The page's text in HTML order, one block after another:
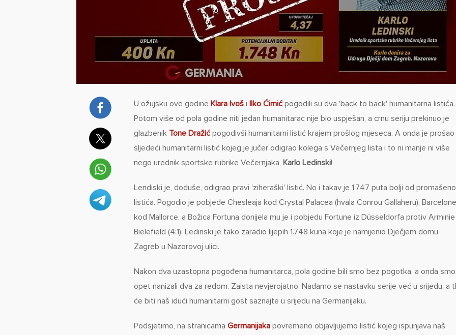
U ožujsku ove godineKlara Ivoš iIlko Ćimić pogodili su dva 'back to back' humanitarna listića.
Potom više od pola godine niti jedan humanitarac nije bio uspješan, a crnu seriju prekinuo je
glazbenik Tone Dražić pogodivši humanitarni listić krajem prošlog mjeseca. A onda je prošao
sljedeći humanitarni listić kojeg je jučer odigrao kolega s Večernjeg lista i to ni manje ni više
nego urednik sportske rubrike Večernjaka,Karlo Ledinski!
Lendiski je, doduše, odigrao pravi 'ziheraški' listić. No i takav je 1.747 puta bolji od
listića. Pogodio je pobjede Chesleaja kod Crystal Palacea (hvala Conrou Gallaheru), Barcelone
kod Mallorce, a Božica Fortuna donijela mu je i pobjedu Fortune iz Düsseldorfa protiv Arminie
Bielefield (4:1). Ledinski je tako zaradio lijepih 1.748 kuna koje je namijenio Dječjem domu
Zagreb u Nazorovoj ulici.
Nakon dva uzastopna pogođena humanitarca, pola godine bili smo bez pogotka, a onda smo
opet nanizali dva za redom. Zaista nevjerojatno. Nadamo se nastavku serije već u srijedu, a
će biti naš idući humanitarni gost saznajte u srijedu na Germanijaku.
Podsjetimo, na stranicamaGermanijaka povremeno objavljujemo listić kojeg ispunjava naš